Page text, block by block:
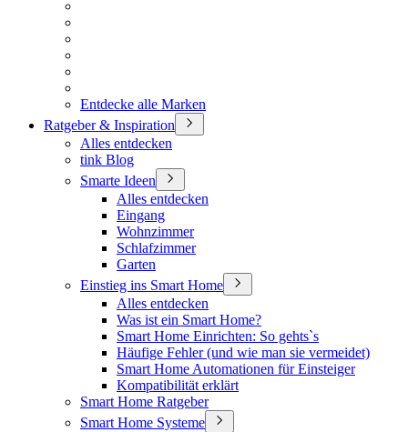
Entdecke alle Marken
Ratgeber & Inspiration
Alles entdecken
tink Blog
Smarte Ideen
Alles entdecken
Eingang
Wohnzimmer
Schlafzimmer
Garten
Einstieg ins Smart Home
Alles entdecken
Was ist ein Smart Home?
Smart Home Einrichten: So gehts`s
Häufige Fehler (und wie man sie vermeidet)
Smart Home Automationen für Einsteiger
Kompatibilität erklärt
Smart Home Ratgeber
Smart Home Systeme